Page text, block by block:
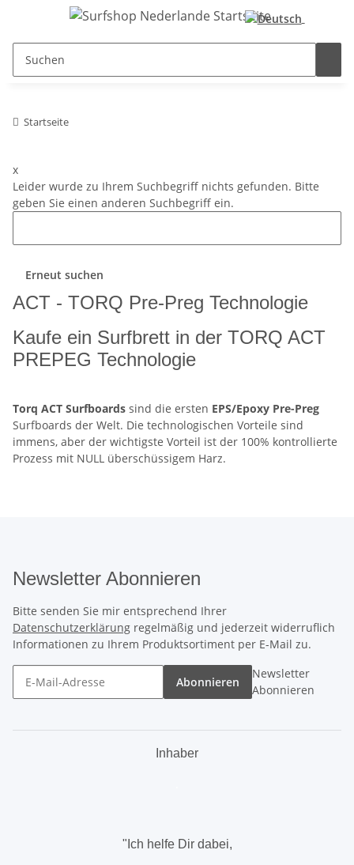
Startseite
x
Leider wurde zu Ihrem Suchbegriff nichts gefunden. Bitte
geben Sie einen anderen Suchbegriff ein.
Erneut suchen
ACT - TORQ Pre-Preg Technologie
Kaufe ein Surfbrett in der TORQ ACT
PREPEG Technologie
Torq ACT Surfboards sind die ersten EPS/Epoxy Pre-Preg
Surfboards der Welt. Die technologischen Vorteile sind
immens, aber der wichtigste Vorteil ist der 100% kontrollierte
Prozess mit NULL überschüssigem Harz.
Newsletter Abonnieren
Bitte senden Sie mir entsprechend Ihrer
Datenschutzerklärung regelmäßig und jederzeit widerruflich
Informationen zu Ihrem Produktsortiment per E-Mail zu.
Abonnieren
Newsletter
Abonnieren
Inhaber
"Ich helfe Dir dabei,